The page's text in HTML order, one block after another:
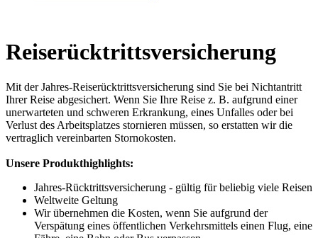
Reiserücktrittsversicherung
Mit der Jahres-Reiserücktrittsversicherung sind Sie bei Nichtantritt
Ihrer Reise abgesichert. Wenn Sie Ihre Reise z. B. aufgrund einer
unerwarteten und schweren Erkrankung, eines Unfalles oder bei
Verlust des Arbeitsplatzes stornieren müssen, so erstatten wir die
vertraglich vereinbarten Stornokosten.
Unsere Produkthighlights:
Jahres-Rücktrittsversicherung - gültig für beliebig viele Reisen
Weltweite Geltung
Wir übernehmen die Kosten, wenn Sie aufgrund der
Verspätung eines öffentlichen Verkehrsmittels einen Flug, eine